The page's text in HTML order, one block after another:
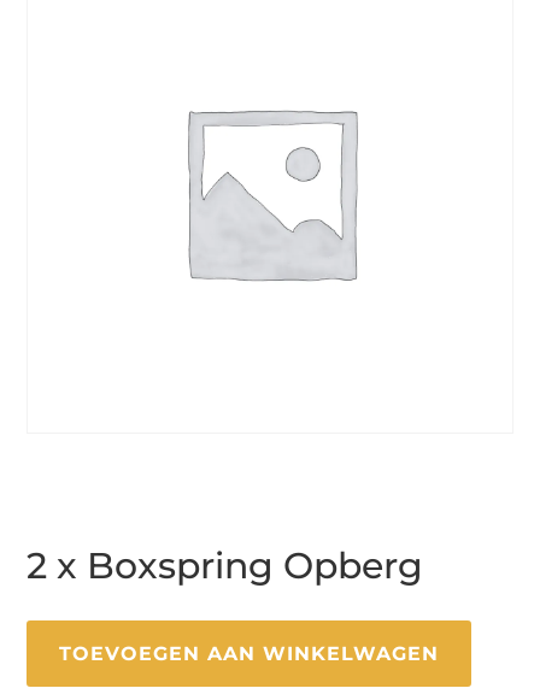
2 x Boxspring Opberg
TOEVOEGEN AAN WINKELWAGEN